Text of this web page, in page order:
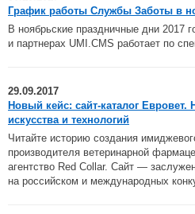
График работы Службы Заботы в
В ноябрьские праздничные дни 2017
и партнерах UMI.CMS работает по
29.09.2017
Новый кейс: сайт-каталог
искусства и технологий
Читайте историю создания
производителя ветеринарной
агентство Red Collar. Сайт —
на российском и международных